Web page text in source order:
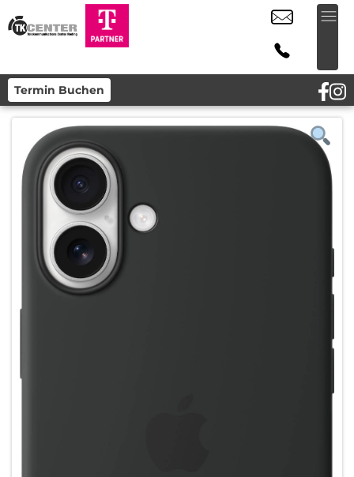
Termin Buchen